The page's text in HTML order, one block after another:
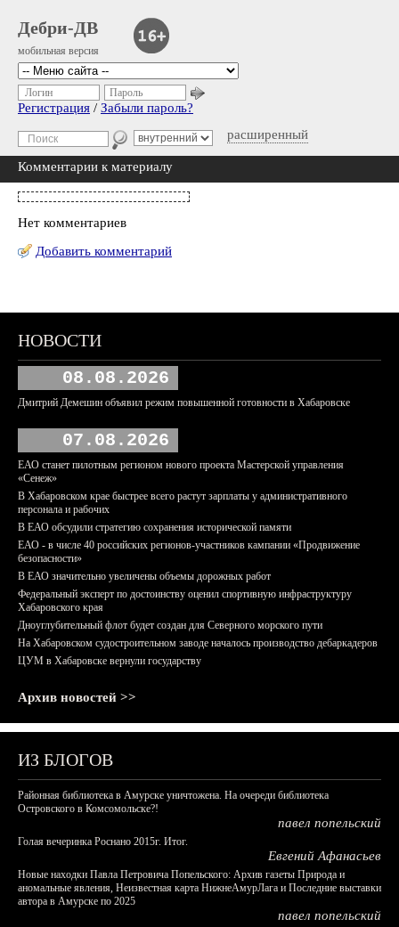
Дебри-ДВ
мобильная версия
расширенный
Логин Пароль
Регистрация / Забыли пароль?
Комментарии к материалу
Нет комментариев
Добавить комментарий
НОВОСТИ
08.08.2026
Дмитрий Демешин объявил режим повышенной готовности в Хабаровске
07.08.2026
ЕАО станет пилотным регионом нового проекта Мастерской управления
«Сенеж»
В Хабаровском крае быстрее всего растут зарплаты у административного
персонала и рабочих
В ЕАО обсудили стратегию сохранения исторической памяти
ЕАО - в числе 40 российских регионов-участников кампании «Продвижение
безопасности»
В ЕАО значительно увеличены объемы дорожных работ
Федеральный эксперт по достоинству оценил спортивную инфраструктуру
Хабаровского края
Дноуглубительный флот будет создан для Северного морского пути
На Хабаровском судостроительном заводе началось производство дебаркадеров
ЦУМ в Хабаровске вернули государству
Архив новостей >>
ИЗ БЛОГОВ
Районная библиотека в Амурске уничтожена. На очереди библиотека
Островского в Комсомольске?!
павел попельский
Голая вечеринка Роснано 2015г. Итог.
Евгений Афанасьев
Новые находки Павла Петровича Попельского: Архив газеты Природа и
аномальные явления, Неизвестная карта НижнеАмурЛага и Последние выставки
автора в Амурске по 2025
павел попельский